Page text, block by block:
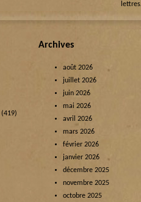
(419)
Archives
août 2026
juillet 2026
juin 2026
mai 2026
avril 2026
mars 2026
février 2026
janvier 2026
décembre 2025
novembre 2025
octobre 2025